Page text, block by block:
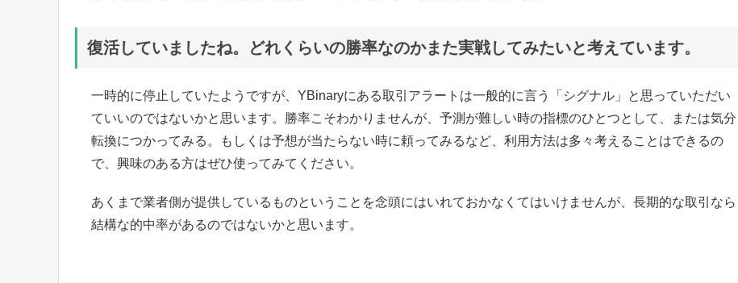
復活していましたね。どれくらいの勝率なのかまた実戦してみたいと考えています。
一時的に停止していたようですが、YBinaryにある取引アラートは一般的に言う「シグナル」と思っていただい
ていいのではないかと思います。勝率こそわかりませんが、予測が難しい時の指標のひとつとして、または気分
転換につかってみる。もしくは予想が当たらない時に頼ってみるなど、利用方法は多々考えることはできるの
で、興味のある方はぜひ使ってみてください。
あくまで業者側が提供しているものということを念頭にはいれておかなくてはいけませんが、長期的な取引なら
結構な的中率があるのではないかと思います。